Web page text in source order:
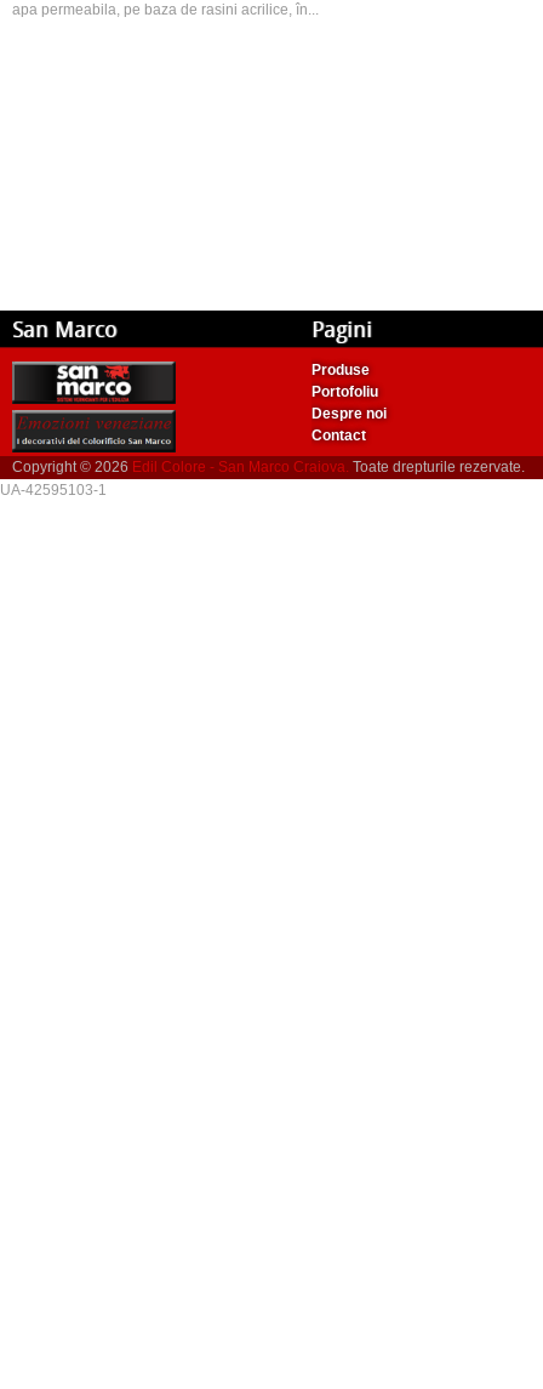
apa permeabila, pe baza de rasini acrilice, în...
San Marco Pagini
Produse
Portofoliu
Despre noi
Contact
Copyright © 2026 Edil Colore - San Marco Craiova. Toate drepturile rezervate.
UA-42595103-1